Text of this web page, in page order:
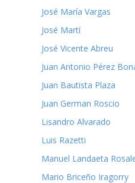
José María Vargas
José Martí
José Vicente Abreu
Juan Antonio Pérez
Juan Bautista Plaza
Juan German Roscio
Lisandro Alvarado
Luis Razetti
Manuel Landaeta
Mario Briceño Iragorry